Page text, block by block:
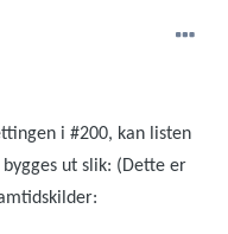
i #200, kan listen
ut slik: (Dette er